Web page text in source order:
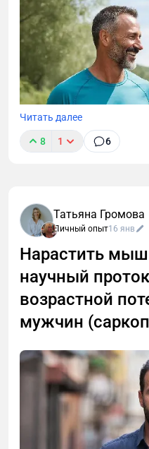
После 40 вес не уходит,
Узнайте, как разогнать
сжигать жир. Научный
эксперта: питание без
восстановления.
мышцы и даст энергию.
Читать далее
8 1 6
Татьяна Громова
Личный опыт16 янв
Нарастить
научный
возрастной
мужчин